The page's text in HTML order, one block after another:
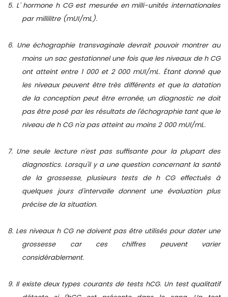
5. L' hormone h CG est mesurée en milli-unités internationales
par millilitre (mUI/mL).
6. Une échographie transvaginale devrait pouvoir montrer au
moins un sac gestationnel une fois que les niveaux dehCG
ont atteint entre 1 000 et 2 000 mUI/mL. Étant donné que
les niveaux peuvent être très différents et que la datation
de la conception peut être erronée, un diagnostic ne doit
pas être posé par les résultats de l'échographie tant que le
niveau dehCG n'a pas atteint au moins 2 000 mUI/mL.
7. Une seule lecture n'est pas suffisante pour la plupart des
diagnostics. Lorsqu'il y a une question concernant la santé
de la grossesse, plusieurs tests de h CG effectués à
quelques jours d'intervalle donnent une évaluation plus
précise de la situation.
8. Les niveauxh CG ne doivent pas être utilisés pour dater une
grossesse car ces chiffres peuvent varier
considérablement.
9. Il existe deux types courants de tests hCG. Un test qualitatif